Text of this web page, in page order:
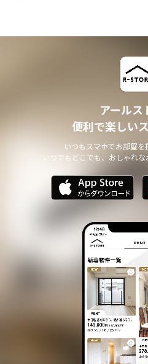
アールス
便利で楽しい
いつもスマホでお部屋を
いつでもどこでも、おしゃれな